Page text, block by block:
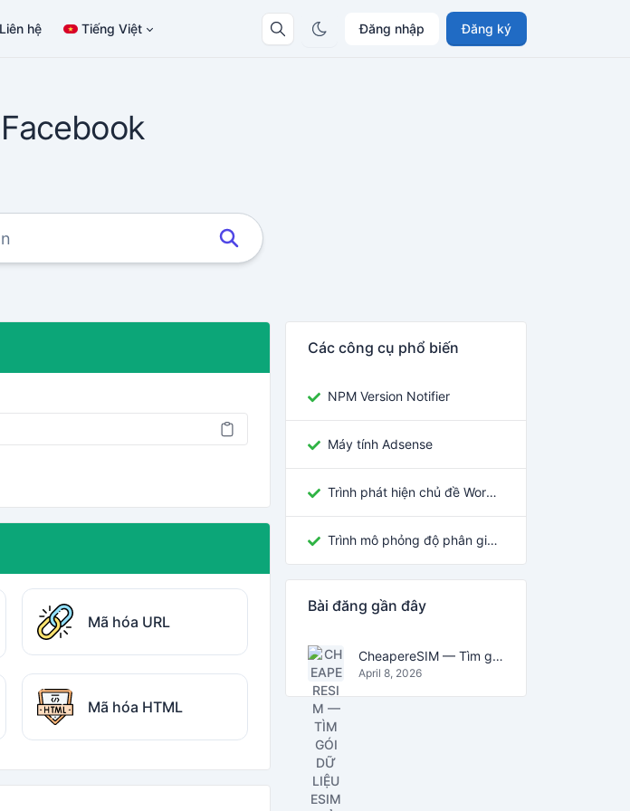
Đăng nhập Đăng ký
Liên hệ Tiếng Việt
Mã hóa URL
Mã hóa HTML
Các công cụ phổ biến
NPM Version Notifier
Máy tính Adsense
Trình phát hiện chủ đề WordPress
Trình mô phỏng độ phân giải màn hình
Bài đăng gần đây
CheapereSIM — Tìm gói dữ liệu eSIM rẻ nhất cho du lịch năm 2026
April 8, 2026